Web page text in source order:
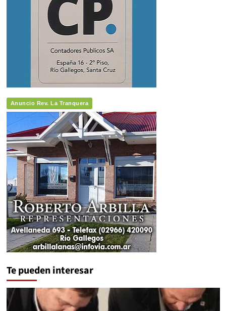
Anuncio Rev. La Tranquera
Te pueden interesar